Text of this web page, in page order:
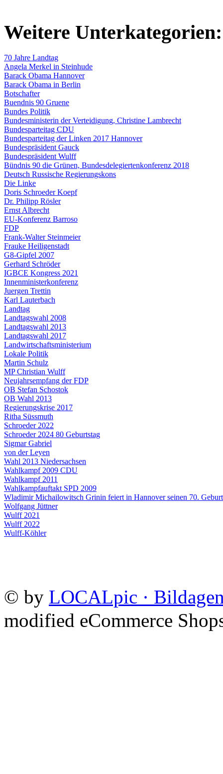
Weitere Unterkategorien:
70 Jahre Landtag
Angela Merkel in Steinhude
Barack Obama Hannover
Barack Obama in Berlin
Botschafter
Buendnis 90 Gruene
Bundes Politik
Bundesministerin der Verteidigung, Christine Lambrecht
Bundesparteitag CDU
Bundesparteitag der Linken 2017 Hannover
Bundespräsident Gauck
Bundespräsident Wulff
Bündnis 90 die Grünen, Bundesdelegiertenkonferenz 2018
Deutsch Russische Regierungskons
Die Linke
Doris Schroeder Koepf
Dr. Philipp Rösler
Ernst Albrecht
EU-Konferenz Barroso
FDP
Frank-Walter Steinmeier
Frauke Heiligenstadt
G8-Gipfel 2007
Gerhard Schröder
IGBCE Kongress 2021
Innenministerkonferenz
Juergen Trettin
Karl Lauterbach
Landtag
Landtagswahl 2008
Landtagswahl 2013
Landtagswahl 2017
Landwirtschaftsministerium
Lokale Politik
Martin Schulz
MP Christian Wulff
Neujahrsempfang der FDP
OB Stefan Schostok
OB Wahl 2013
Regierungskrise 2017
Ritha Süssmuth
Schroeder 2022
Schroeder 2024 80 Geburtstag
Sigmar Gabriel
von der Leyen
Wahl 2013 Niedersachsen
Wahlkampf 2009 CDU
Wahlkampf 2011
Wahlkampfauftakt SPD 2009
Wladimir Michailowitsch Grinin feiert in Hannover seinen 70.
Wolfgang Jüttner
Wulff 2021
Wulff 2022
Wulff-Köhler
© by LOCALpic ·
modified eCommerce